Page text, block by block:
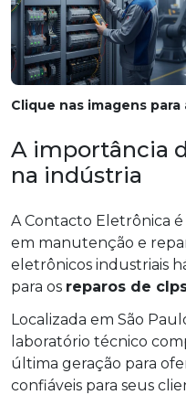
Clique nas imagens para
A importância
na indústria
A Contacto Eletrônica
em manutenção e
eletrônicos industriais
para os reparos de
Localizada em São
laboratório técnico
última geração para
confiáveis para seus